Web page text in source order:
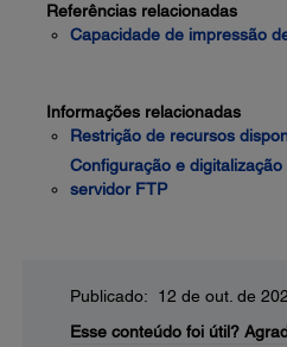
Referências relacionadas
Capacidade de impressão
Informações relacionadas
Restrição de recursos
Configuração e
servidor FTP
Publicado: 12 de out. de
Esse conteúdo foi útil?